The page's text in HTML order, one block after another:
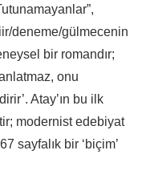
deneme/gülmecenin
bir romandır;
onu
Atay’ın bu ilk
modernist edebiyat
sayfalık bir ‘biçim’